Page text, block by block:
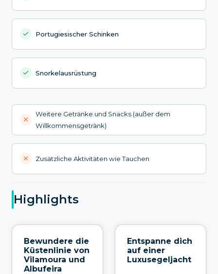
Portugiesischer Schinken
Snorkelausrüstung
Weitere Getränke und Snacks (außer dem
Willkommensgetränk)
Zusätzliche Aktivitäten wie Tauchen
Highlights
Bewundere die
Küstenlinie von
Vilamoura und
Albufeira
Entspanne dich
auf einer
Luxusegeljacht